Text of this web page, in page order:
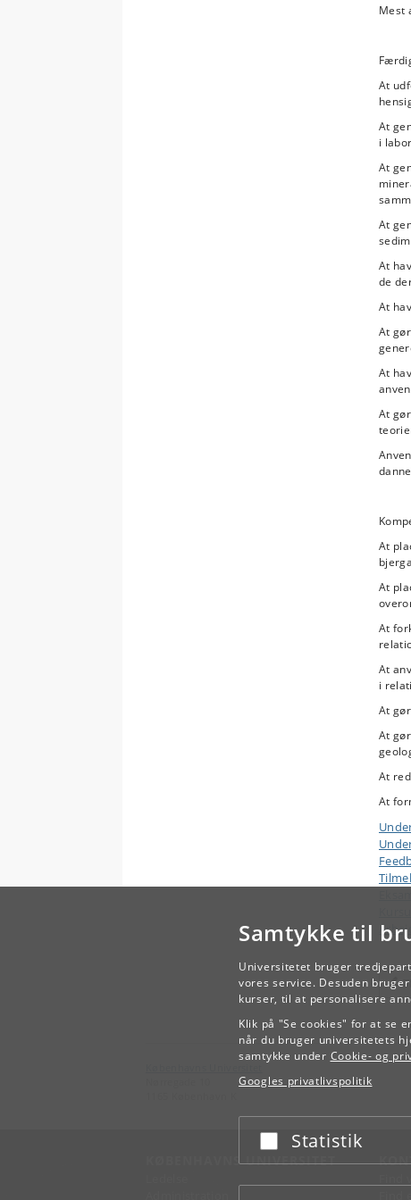
Samtykke til
Universitetet bruger
vores service. Desuden
kurser, til at personalisere
Klik på "Se cookies" for at se
når du bruger universitetets
samtykke under Cookie- og
Googles privatlivspolitik
Acceptér eller afslå
Statistik
Mest
At
At
i
At
At
At
de
At
At
At
At
At
At
At
At
i
At
At
At
At
KØBENHAVNS UNIVERSITET